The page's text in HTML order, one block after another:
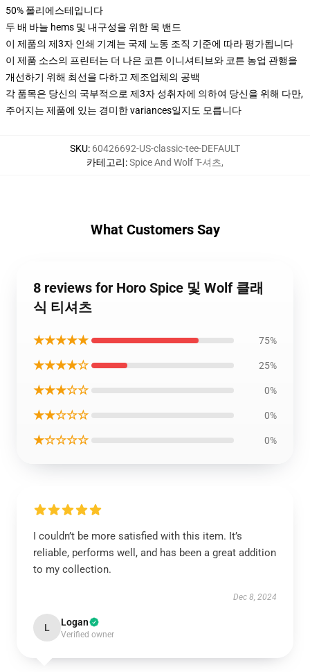
50% 폴리에스테입니다
두 배 바늘 hems 및 내구성을 위한 목 밴드
이 제품의 제3자 인쇄 기계는 국제 노동 조직 기준에 따라 평가됩니다
이 제품 소스의 프린터는 더 나은 코튼 이니셔티브와 코튼 농업 관행을
개선하기 위해 최선을 다하고 제조업체의 공백
각 품목은 당신의 국부적으로 제3자 성취자에 의하여 당신을 위해 다만,
주어지는 제품에 있는 경미한 variances일지도 모릅니다
SKU: 60426692-US-classic-tee-DEFAULT
카테고리:Spice And Wolf T-셔츠,
What Customers Say
8 reviews for Horo Spice 및 Wolf 클래
식 티셔츠
★★★★★ 75%
★★★★☆ 25%
★★★☆☆ 0%
★★☆☆☆ 0%
★☆☆☆☆ 0%
I couldn’t be more satisfied with this item. It’s
reliable, performs well, and has been a great addition
to my collection.
Dec 8, 2024
L Logan
Verified owner